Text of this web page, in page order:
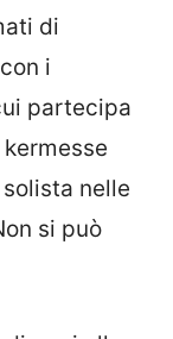
di
i
partecipa
nelle
si può